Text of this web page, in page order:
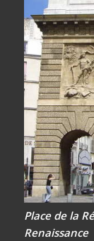
Place de la
Renaissance